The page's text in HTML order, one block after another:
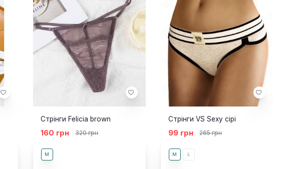
Стрінги Felicia brown
160 грн 320 грн
M
Стрінги VS Sexy сірі
99 грн 265 грн
M L